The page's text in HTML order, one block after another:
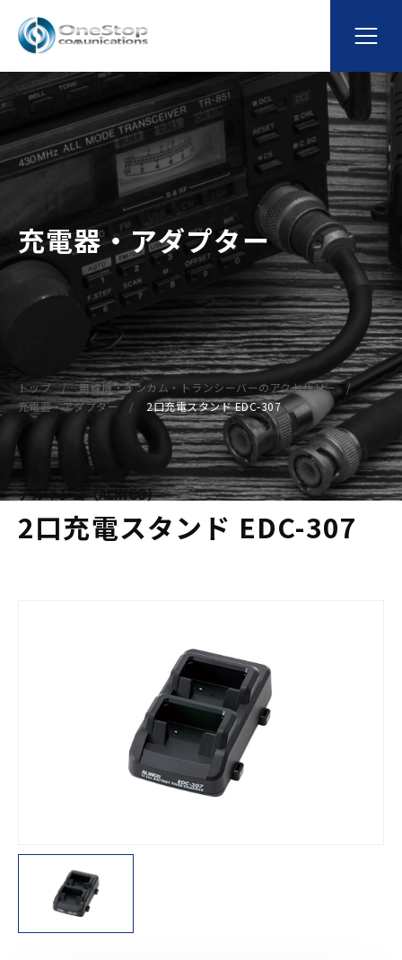
充電器・アダプター
トップ
無線機・インカム・トランシーバーのアクセサリー
充電器・アダプター
2口充電スタンド EDC-307
アルインコ（ALINCO）
2口充電スタンド EDC-307